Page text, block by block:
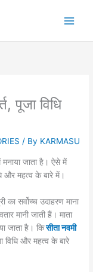
पूजा विधि
/ By KARMASU
जाता है। ऐसे में
और महत्व के बारे में।
का सर्वोच्च उदाहरण माना
मानी जाती हैं। माता
जाता है। किसीता नवमी
विधि और महत्व के बारे